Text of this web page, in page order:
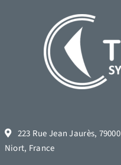
223 Rue Jean Jaurès, 79000
Niort, France